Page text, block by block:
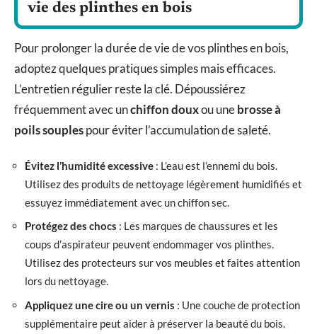
vie des plinthes en bois
Pour prolonger la durée de vie de vos plinthes en bois,
adoptez quelques pratiques simples mais efficaces.
L’entretien régulier reste la clé. Dépoussiérez
fréquemment avec unchiffon douxou unebrosse à
poils souplespour éviter l’accumulation de saleté.
Évitez l’humidité excessive : L’eau est l’ennemi du bois.
Utilisez des produits de nettoyage légèrement humidifiés et
essuyez immédiatement avec un chiffon sec.
Protégez des chocs : Les marques de chaussures et les
coups d’aspirateur peuvent endommager vos plinthes.
Utilisez des protecteurs sur vos meubles et faites attention
lors du nettoyage.
Appliquez une cire ou un vernis : Une couche de protection
supplémentaire peut aider à préserver la beauté du bois.